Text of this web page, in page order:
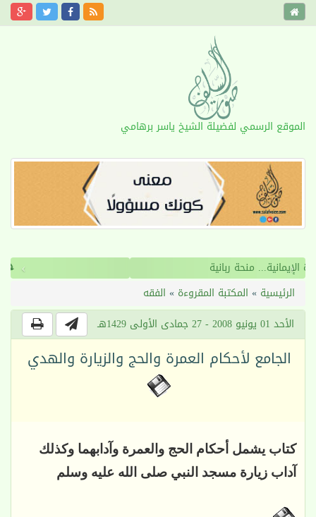
الموقع الرسمي لفضيلة الشيخ ياسر برهامي
الأخوة الإيمانية... منحة ربانية ‹
›
الرئيسية » المكتبة المقروءة » الفقه
الأحد 01 يونيو 2008 - 27 جمادى الأولى 1429هـ
الجامع لأحكام العمرة والحج والزيارة والهدي
كتاب يشمل أحكام الحج والعمرة وآدابهما وكذلك
آداب زيارة مسجد النبي صلى الله عليه وسلم